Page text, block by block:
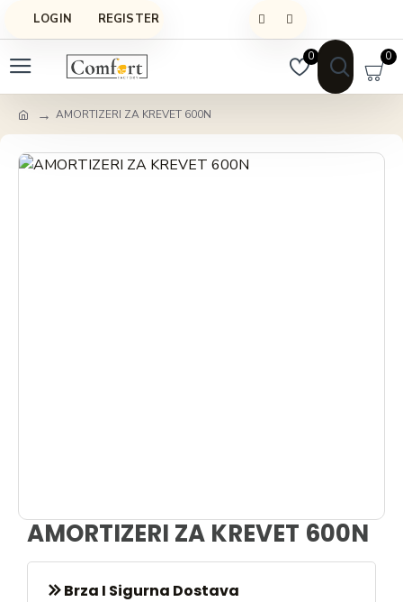
LOGIN REGISTER
0 0
AMORTIZERI ZA KREVET 600N
AMORTIZERI ZA KREVET 600N
Brza I Sigurna Dostava